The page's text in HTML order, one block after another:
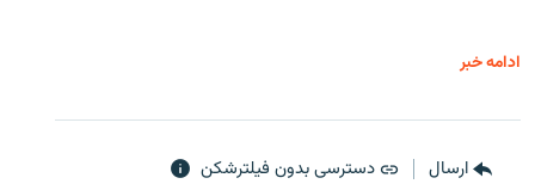
ادامه خبر
ارسال دسترسی بدون فیلترشکن